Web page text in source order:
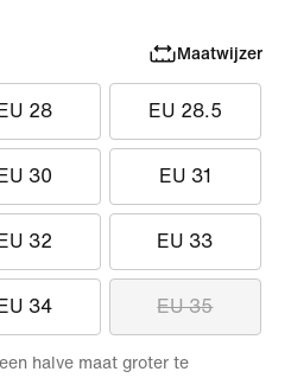
Maatwijzer
EU 28 EU 28.5
EU 30 EU 31
EU 32 EU 33
EU 34 EU 35
halve maat groter te